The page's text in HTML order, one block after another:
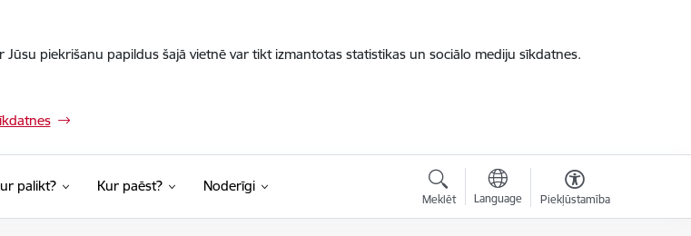
piekrišanu papildus šajā vietnē var tikt izmantotas statistikas un sociālo mediju sīkdatnes.
palikt? Kur paēst? Noderīgi
Meklēt Language Piekļūstamība